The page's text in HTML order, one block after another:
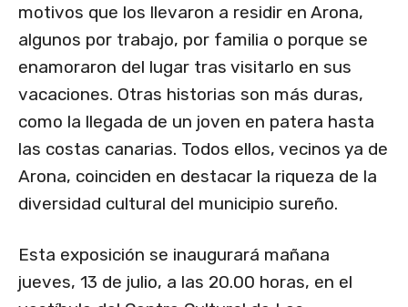
motivos que los llevaron a residir en Arona,
algunos por trabajo, por familia o porque se
enamoraron del lugar tras visitarlo en sus
vacaciones. Otras historias son más duras,
como la llegada de un joven en patera hasta
las costas canarias. Todos ellos, vecinos ya de
Arona, coinciden en destacar la riqueza de la
diversidad cultural del municipio sureño.
Esta exposición se inaugurará mañana
jueves, 13 de julio, a las 20.00 horas, en el